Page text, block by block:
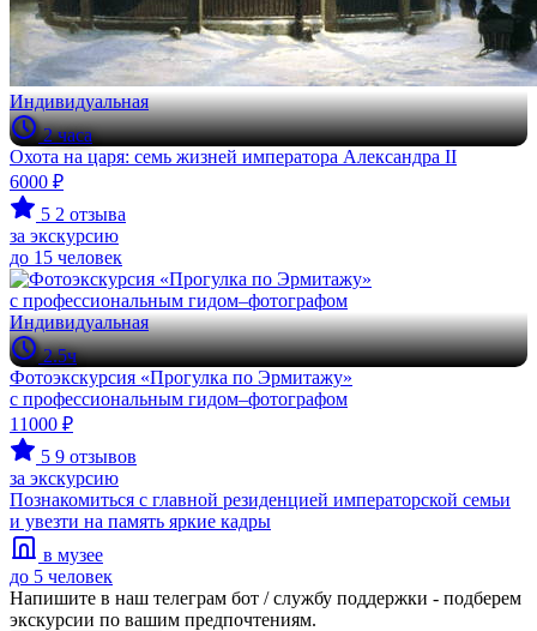
Индивидуальная
2 часа
Охота на царя: семь жизней императора Александра II
6000 ₽
5 2 отзыва
за экскурсию
до 15 человек
Индивидуальная
2.5ч
Фотоэкскурсия «Прогулка по Эрмитажу»
с профессиональным гидом–фотографом
11000 ₽
5 9 отзывов
за экскурсию
Познакомиться с главной резиденцией императорской семьи
и увезти на память яркие кадры
в музее
до 5 человек
Напишите в наш телеграм бот / службу поддержки - подберем
экскурсии по вашим предпочтениям.